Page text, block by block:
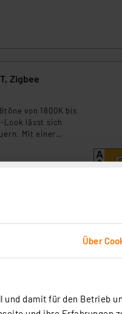
Über
und damit für den Betrieb
Zigbee
von 1800K bis
Look lässt sich
Mit einer
Weißtöne von